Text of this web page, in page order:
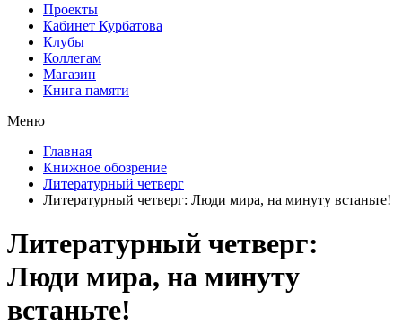
Проекты
Кабинет Курбатова
Клубы
Коллегам
Магазин
Книга памяти
Меню
Главная
Книжное обозрение
Литературный четверг
Литературный четверг: Люди мира, на минуту встаньте!
Литературный четверг:
Люди мира, на минуту
встаньте!